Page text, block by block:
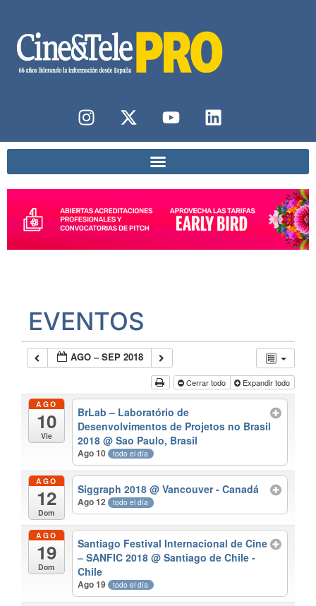
EVENTOS
AGO – SEP 2018
Cerrar todo Expandir todo
AGO
10
Vie
BrLab – Laboratório de
Desenvolvimentos de Projetos no Brasil
2018@ Sao Paulo, Brasil
Ago 10 todo el día
AGO
12
Dom
Siggraph 2018@ Vancouver - Canadá
Ago 12 todo el día
AGO
19
Dom
Santiago Festival Internacional de Cine
– SANFIC 2018@ Santiago de Chile -
Chile
Ago 19 todo el día